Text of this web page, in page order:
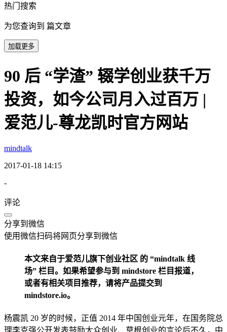
热门搜索
为您查询到 篇文章
加载更多
90 后 “学渣” 辍学创业获千万
投资，如今公司月入过百万 |
爱范儿-尊龙凯时官方网站
mindtalk
2017-01-18 14:15
-
评论
分享到微信
使用微信扫码将网页分享到微信
本文来自于爱范儿旗下创业社区 的 “mindtalk 线
场” 栏目。如果希望参与到 mindstore 栏目报道，
或者有相关项目推荐，请将产品提交到
mindstore.io。
杨震凯 20 岁的时候，正值 2014 年中国创业元年，在国务院总